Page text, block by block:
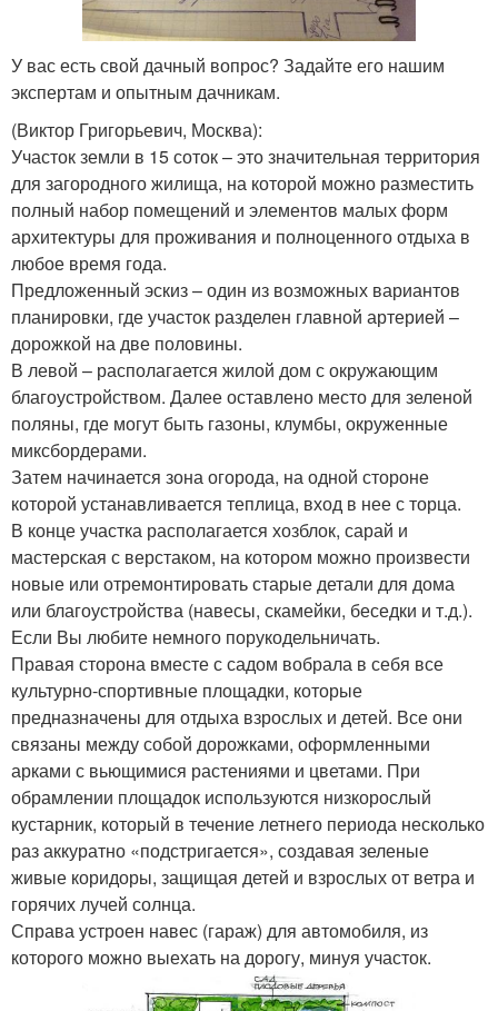
У вас есть свой дачный вопрос? Задайте его нашим
экспертам и опытным дачникам.
(Виктор Григорьевич, Москва):
Участок земли в 15 соток – это значительная территория
для загородного жилища, на которой можно разместить
полный набор помещений и элементов малых форм
архитектуры для проживания и полноценного отдыха в
любое время года.
Предложенный эскиз – один из возможных вариантов
планировки, где участок разделен главной артерией –
дорожкой на две половины.
В левой – располагается жилой дом с окружающим
благоустройством. Далее оставлено место для зеленой
поляны, где могут быть газоны, клумбы, окруженные
миксбордерами.
Затем начинается зона огорода, на одной стороне
которой устанавливается теплица, вход в нее с торца.
В конце участка располагается хозблок, сарай и
мастерская с верстаком, на котором можно произвести
новые или отремонтировать старые детали для дома
или благоустройства (навесы, скамейки, беседки и т.д.).
Если Вы любите немного порукодельничать.
Правая сторона вместе с садом вобрала в себя все
культурно-спортивные площадки, которые
предназначены для отдыха взрослых и детей. Все они
связаны между собой дорожками, оформленными
арками с вьющимися растениями и цветами. При
обрамлении площадок используются низкорослый
кустарник, который в течение летнего периода несколько
раз аккуратно «подстригается», создавая зеленые
живые коридоры, защищая детей и взрослых от ветра и
горячих лучей солнца.
Справа устроен навес (гараж) для автомобиля, из
которого можно выехать на дорогу, минуя участок.